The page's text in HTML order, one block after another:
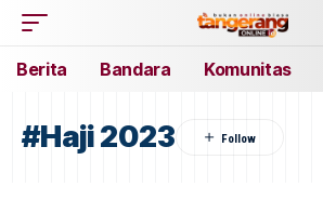
Berita Bandara Komunitas
#Haji 2023